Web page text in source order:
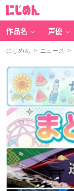
作品名 声優
にじめん > ニュース >